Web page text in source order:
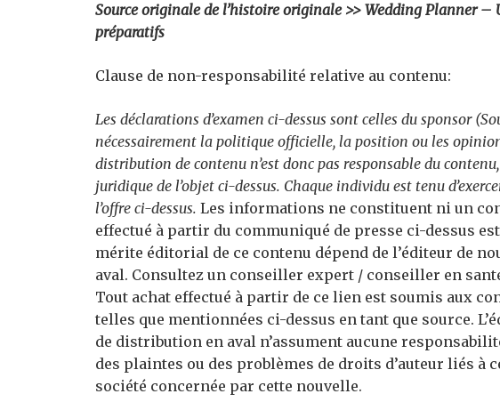
Source originale de l’histoire originale >> Wedding Planner
préparatifs
Clause de non-responsabilité relative au contenu:
Les déclarations d’examen ci-dessus sont celles du sponsor
nécessairement la politique officielle, la position ou les
distribution de contenu n’est donc pas responsable du
juridique de l’objet ci-dessus. Chaque individu est tenu
l’offre ci-dessus. Les informations ne constituent ni un
effectué à partir du communiqué de presse ci-dessus
mérite éditorial de ce contenu dépend de l’éditeur de
aval. Consultez un conseiller expert / conseiller en
Tout achat effectué à partir de ce lien est soumis aux
telles que mentionnées ci-dessus en tant que source.
de distribution en aval n’assument aucune
des plaintes ou des problèmes de droits d’auteur liés à
société concernée par cette nouvelle.